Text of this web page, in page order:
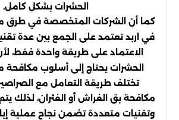
الحشرات بشكل كامل.
كما أن الشركات المتخصصة في طرق
في اربد تعتمد على الجمع بين عدة
الاعتماد على طريقة واحدة فقط،
الحشرات يحتاج إلى أسلوب مكافحة
تختلف طريقة التعامل مع
مكافحة بق الفراش أو الفئران، لذلك
وتقنيات متعددة تضمن نجاح عملية